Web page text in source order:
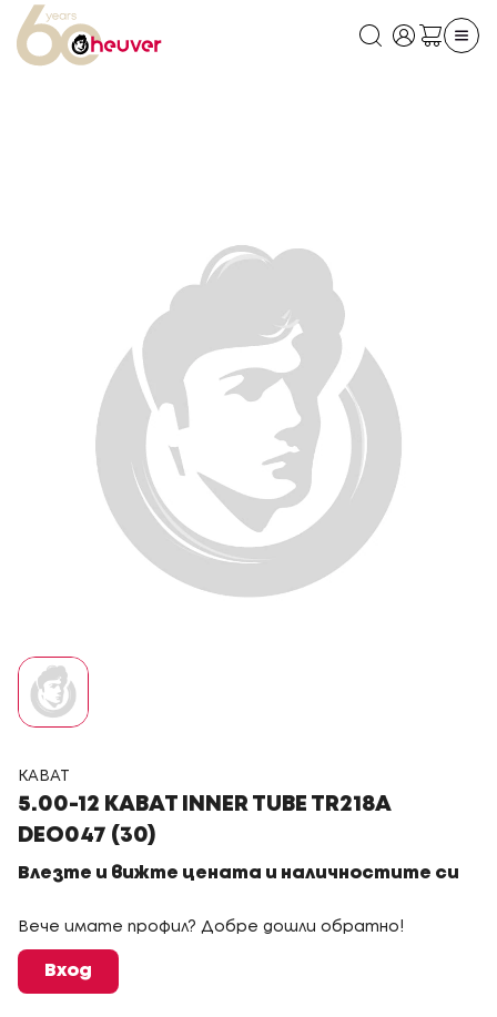
KABAT
5.00-12 KABAT INNER TUBE TR218A
DEO047 (30)
Влезте и вижте цената и наличностите си
Вече имате профил? Добре дошли обратно!
Вход